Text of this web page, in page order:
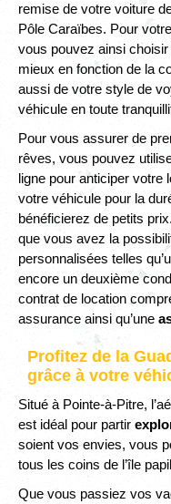
remise de votre voiture
Pôle Caraïbes. Pour
vous pouvez ainsi
mieux en fonction de la
aussi de votre style de
véhicule en toute
Pour vous assurer de
rêves, vous pouvez
ligne pour anticiper votre
votre véhicule pour la
bénéficierez de petits
que vous avez la
personnalisées telles
encore un deuxième
contrat de location
assurance ainsi qu’une
Profitez de la
grâce à votre
Situé à Pointe-à-Pitre,
est idéal pour partir
soient vos envies, vous
tous les coins de l’île
Que vous passiez vos